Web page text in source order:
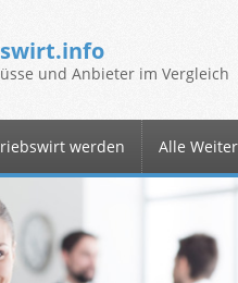
und Anbieter im Vergleich
werden Alle